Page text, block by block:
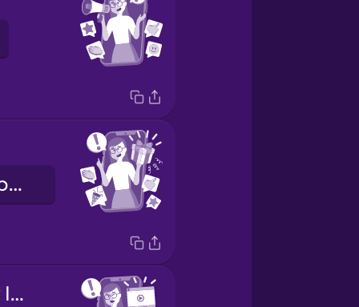
розыгрыш призов
Check out my latest post!